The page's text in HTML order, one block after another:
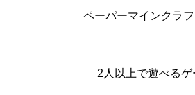
ペーパーマインクラ
2人以上で遊べるゲ